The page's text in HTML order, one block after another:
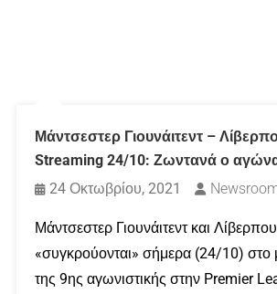
Μάντσεστερ Γιουνάιτεντ –
Streaming 24/10: Ζωντανά ο
24 Οκτωβρίου, 2021
Μάντσεστερ Γιουνάιτεντ και
«συγκρούονται» σήμερα (24/10) στο
της 9ης αγωνιστικής στην Premier